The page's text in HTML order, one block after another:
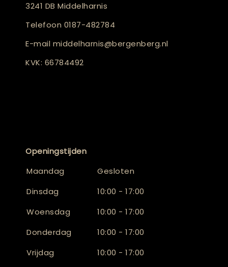
3241 DB Middelharnis
Telefoon 0187-482784
E-mail middelharnis@bergenberg.nl
KVK: 66784492
Openingstijden
Maandag
Gesloten
Dinsdag
10:00 - 17:00
Woensdag
10:00 - 17:00
Donderdag
10:00 - 17:00
Vrijdag
10:00 - 17:00